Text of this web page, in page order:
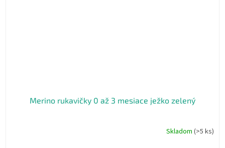
Merino rukavičky 0 až 3 mesiace ježko zelený
Skladom (>5 ks)